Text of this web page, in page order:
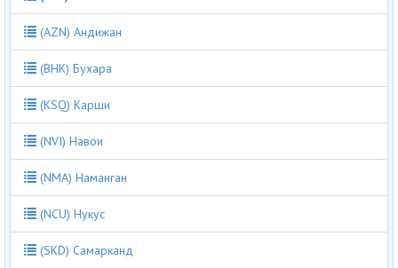
(AZN) Андижан
(BHK) Бухара
(KSQ) Карши
(NVI) Навои
(NMA) Наманган
(NCU) Нукус
(SKD) Самарканд